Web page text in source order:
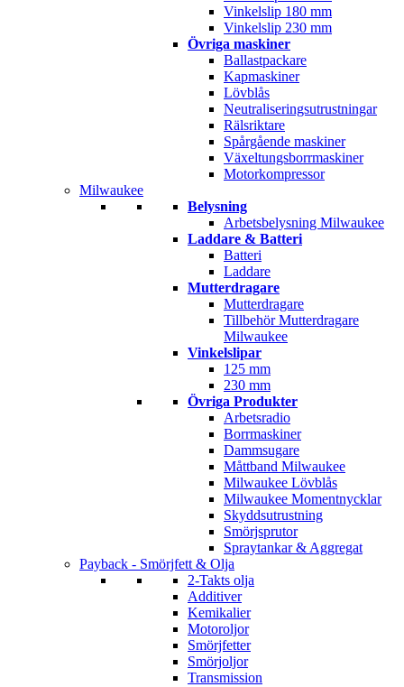
Vinkelslip 180 mm
Vinkelslip 230 mm
Övriga maskiner
Ballastpackare
Kapmaskiner
Lövblås
Neutraliseringsutrustningar
Rälsriktare
Spårgående maskiner
Växeltungsborrmaskiner
Motorkompressor
Milwaukee
Belysning
Arbetsbelysning Milwaukee
Laddare & Batteri
Batteri
Laddare
Mutterdragare
Mutterdragare
Tillbehör Mutterdragare
Milwaukee
Vinkelslipar
125 mm
230 mm
Övriga Produkter
Arbetsradio
Borrmaskiner
Dammsugare
Måttband Milwaukee
Milwaukee Lövblås
Milwaukee Momentnycklar
Skyddsutrustning
Smörjsprutor
Spraytankar & Aggregat
Payback - Smörjfett & Olja
2-Takts olja
Additiver
Kemikalier
Motoroljor
Smörjfetter
Smörjoljor
Transmission